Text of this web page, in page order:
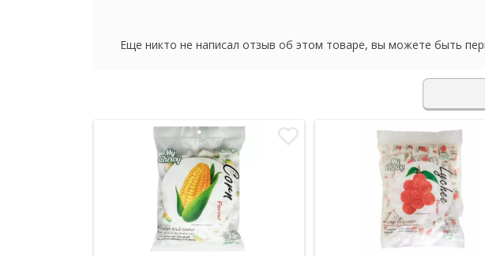
Еще никто не написал отзыв об этом товаре, вы можете быть